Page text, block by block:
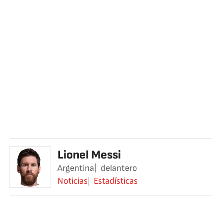
Lionel Messi
Argentina delantero
Noticias Estadísticas